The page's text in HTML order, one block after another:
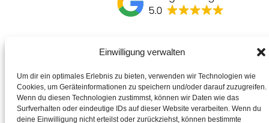
Einwilligung verwalten
Um dir ein optimales Erlebnis zu bieten, verwenden wir Technologien wie
Cookies, um Geräteinformationen zu speichern und/oder darauf zuzugreifen.
Wenn du diesen Technologien zustimmst, können wir Daten wie das
Surfverhalten oder eindeutige IDs auf dieser Website verarbeiten. Wenn du
deine Einwilligung nicht erteilst oder zurückziehst, können bestimmte
© 2026·webdesign byabsolutxmedia